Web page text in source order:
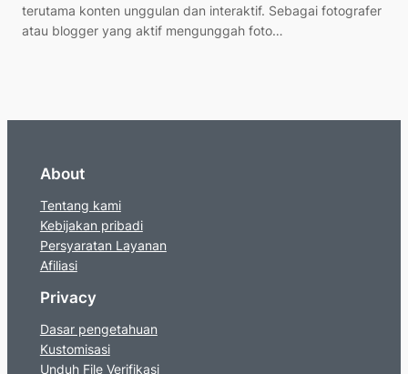
terutama konten unggulan dan interaktif. Sebagai fotografer
atau blogger yang aktif mengunggah foto…
About
Tentang kami
Kebijakan pribadi
Persyaratan Layanan
Afiliasi
Privacy
Dasar pengetahuan
Kustomisasi
Unduh File Verifikasi